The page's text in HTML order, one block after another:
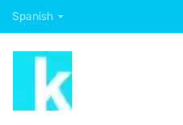
Spanish